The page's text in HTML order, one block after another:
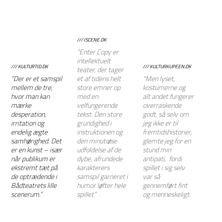
/// KULTURTID.DK
“Der er et samspil
mellem de tre,
hvor man kan
mærke
desperation,
irritation og
endelig ægte
samhørighed. Det
er en kunst – især
når publikum er
ekstremt tæt på
de optrædende i
Bådteatrets lille
scenerum.”
/// ISCENE.DK
“Enter Copy er
intellektuelt
teater, der tager
et af tidens helt
store emner op
med en
velfungerende
tekst. Den store
grundighed i
instruktionen og
den minutiøse
udfoldelse af de
dybe, afrundede
karakterers
samspil garneret i
humor løfter hele
spillet”
/// KULTURKUPEEN.DK
"Men lyset,
kostumerne og
alt andet fungerer
overraskende
godt, så selv om
jeg ikke er til
fremtidshistorier,
glemte jeg for en
stund min
antipati, fordi
spillet i sig selv
var så
gennemført fint
og menneskeligt.